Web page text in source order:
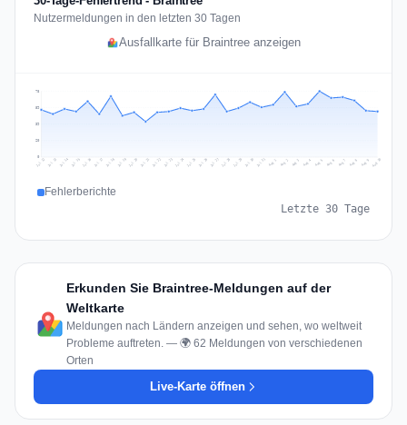
Nutzermeldungen in den letzten 30 Tagen
Ausfallkarte für Braintree anzeigen
20
39
59
78
Jul 12 Jul 13 Jul 14 Jul 15 Jul 16 Jul 17 Jul 18 Jul 19 Jul 20 Jul 21 Jul 22 Jul 23 Jul 24 Jul 25 Jul 26 Jul 27 Jul 28 Jul 29 Jul 30 Jul 31 Aug 1 Aug 2 Aug 3 Aug 4 Aug 5 Aug 6 Aug 7 Aug 8 Aug 9 Aug 10
Fehlerberichte
Letzte 30 Tage
Erkunden Sie Braintree-Meldungen auf der
Weltkarte
Meldungen nach Ländern anzeigen und sehen, wo weltweit
Probleme auftreten. — 🌍 62 Meldungen von verschiedenen
Orten
Live-Karte öffnen